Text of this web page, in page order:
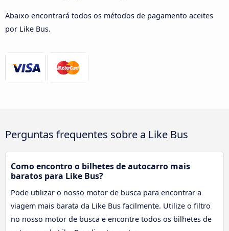
Abaixo encontrará todos os métodos de pagamento aceites
por Like Bus.
Perguntas frequentes sobre a Like Bus
Como encontro o bilhetes de autocarro mais
baratos para Like Bus?
Pode utilizar o nosso motor de busca para encontrar a
viagem mais barata da Like Bus facilmente. Utilize o filtro
no nosso motor de busca e encontre todos os bilhetes de